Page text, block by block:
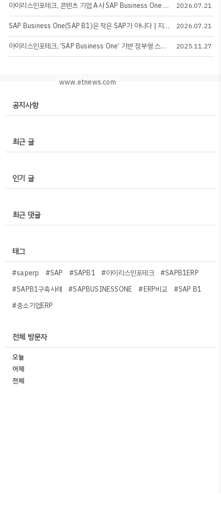
www.etnews.com
아이리스인포테크, 콘텐츠 기업 A사 SAP Business One 재구축 수주 | SAP B1 HANA·AWS 전환 전략 2026.07.21
SAP Business One(SAP B1)은 작은 SAP가 아니다 | 지능형 기업 ERP 구축 전략 2026.07.21
아이리스인포테크, ‘SAP Business One’ 기반 정부형 스마트공장 ERP 구축 지원 본격화 2025.11.27
공지사항
최근 글
인기 글
최근 댓글
태그
#saperp #SAP #SAPB1 #아이리스인포테크 #SAPB1ERP
#SAPB1구축사례
#SAPBUSINESSONE #ERP비교
#SAP B1
#중소기업ERP
전체 방문자
오늘
어제
전체